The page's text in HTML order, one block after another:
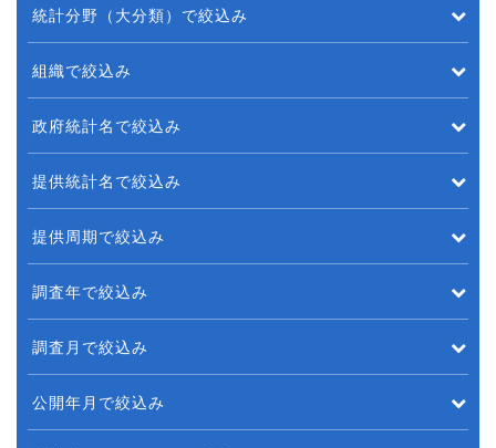
統計分野（大分類）で絞込み
組織で絞込み
政府統計名で絞込み
提供統計名で絞込み
提供周期で絞込み
調査年で絞込み
調査月で絞込み
公開年月で絞込み